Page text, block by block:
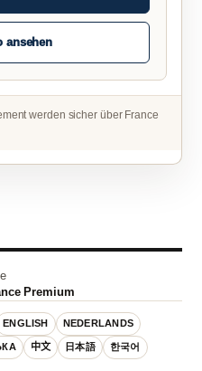
ansehen
werden sicher über France
Premium
ENGLISH NEDERLANDS
中文 日本語 한국어